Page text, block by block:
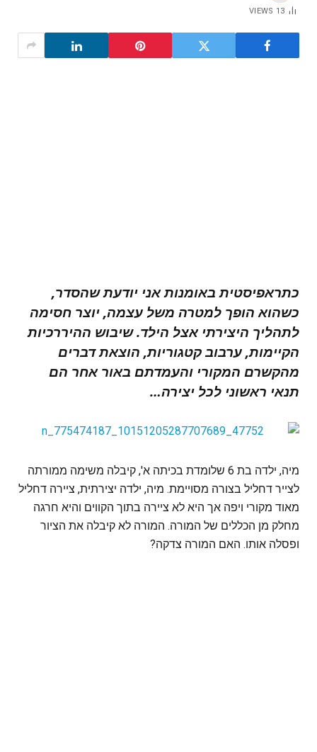
13
VIEWS
כתראפיסטית באומנות אני יודעת שהסדר,
כשהוא הופך למטרה משל עצמה, יוצר חסימה
לתהליך היצירתי אצל הילד. שיבוש ההיררכיות
הקיימות, ערבוב קטגוריות, הוצאת דברים
מהקשרם המקורי והעמדתם באור אחר הם
תנאי ראשוני לכל יצירה…
מיה, ילדה בת 6 שלומדת בכיתה א', קיבלה משימה ממורתה
לצייר דחליל בצורה מסויימת. מיה, ילדה יצירתית, ציירה דחליל
מאוד מקורי ויפה אך היא לא ציירה בתוך הקווים והיא חרגה
מחלק מן הכללים של המורה. המורה לא קיבלה את הציור
ופסלה אותו. האם המורה צדקה?